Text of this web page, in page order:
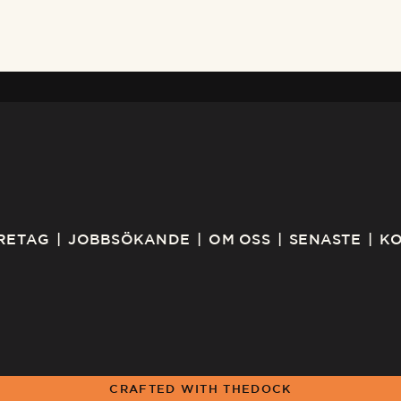
JOBBSÖKANDE OM OSS SENASTE
CRAFTED WITHTHEDOCK